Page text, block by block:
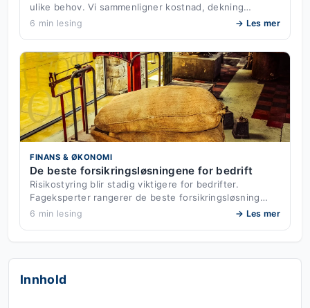
ulike behov. Vi sammenligner kostnad, dekning…
6 min lesing → Les mer
FINANS & ØKONOMI
De beste forsikringsløsningene for bedrift
Risikostyring blir stadig viktigere for bedrifter.
Fageksperter rangerer de beste forsikringsløsning…
6 min lesing → Les mer
Innhold